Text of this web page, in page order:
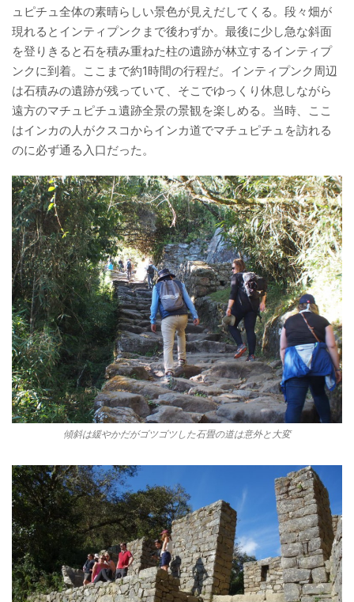
ュピチュ全体の素晴らしい景色が見えだしてくる。段々畑が
現れるとインティプンクまで後わずか。最後に少し急な斜面
を登りきると石を積み重ねた柱の遺跡が林立するインティプ
ンクに到着。ここまで約1時間の行程だ。インティプンク周辺
は石積みの遺跡が残っていて、そこでゆっくり休息しながら
遠方のマチュピチュ遺跡全景の景観を楽しめる。当時、ここ
はインカの人がクスコからインカ道でマチュピチュを訪れる
のに必ず通る入口だった。
傾斜は緩やかだがゴツゴツした石畳の道は意外と大変